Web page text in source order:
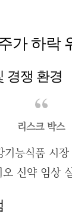
가 하락
경쟁 환경
리스크 박스
기능식품 시
오 신약 임상